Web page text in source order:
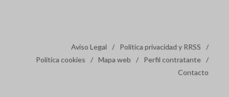
Aviso Legal / Política privacidad y RRSS
/
Política cookies
/ Mapa web / Perfil contratante /
Contacto